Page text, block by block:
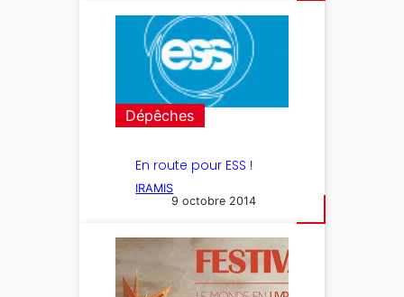
Dépêches
En route pour ESS !
IRAMIS
9 octobre 2014